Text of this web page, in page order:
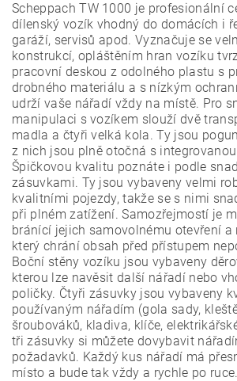
Scheppach TW 1000 je profesionální
dílenský vozík vhodný do domácích i
garáží, servisů apod. Vyznačuje se
konstrukcí, opláštěním hran vozíku
pracovní deskou z odolného plastu s
drobného materiálu a s nízkým
udrží vaše nářadí vždy na místě. Pro
manipulaci s vozíkem slouží dvě
madla a čtyři velká kola. Ty jsou
z nich jsou plně otočná s
Špičkovou kvalitu poznáte i podle
zásuvkami. Ty jsou vybaveny velmi
kvalitními pojezdy, takže se s nimi
při plném zatížení. Samozřejmostí je
bránící jejich samovolnému otevření a
který chrání obsah před přístupem
Boční stěny vozíku jsou vybaveny
kterou lze navěsit další nářadí nebo
poličky. Čtyři zásuvky jsou vybaveny
používaným nářadím (gola sady,
šroubováků, kladiva, klíče,
tři zásuvky si můžete dovybavit
požadavků. Každý kus nářadí má
místo a bude tak vždy a rychle po ruce.